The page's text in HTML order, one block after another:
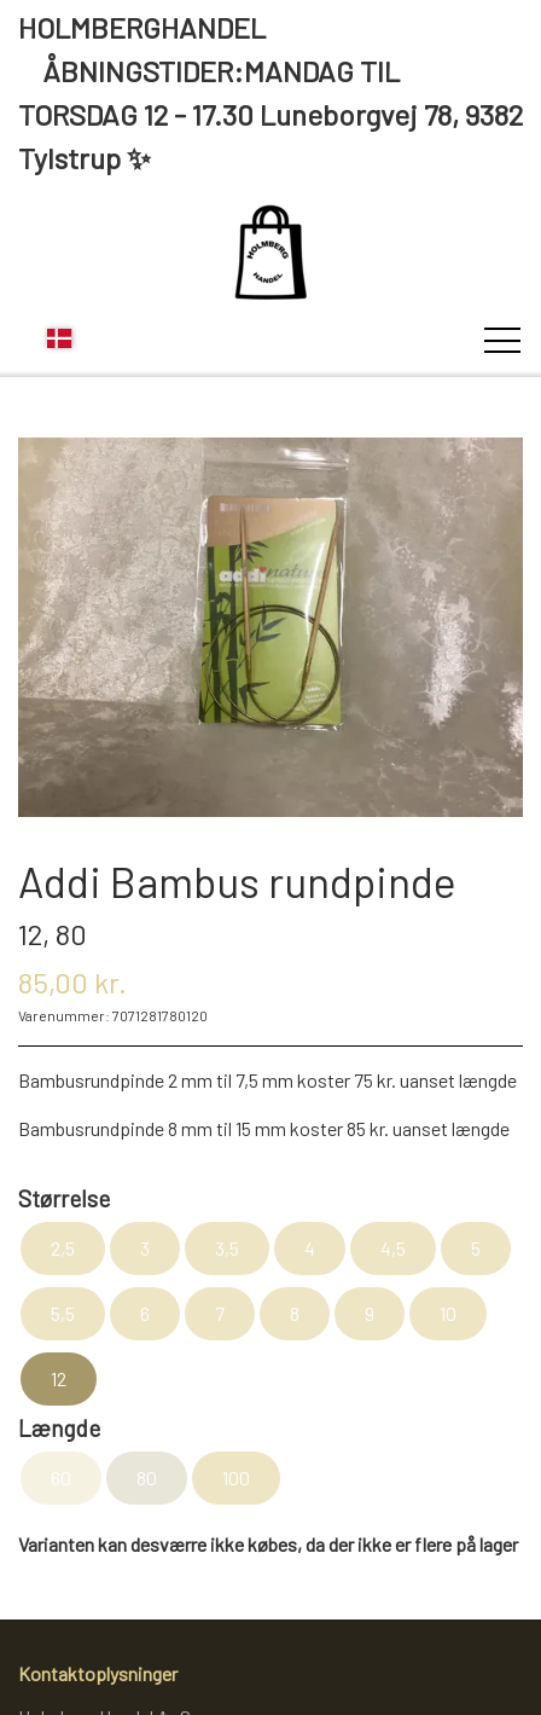
HOLMBERGHANDEL
ÅBNINGSTIDER:MANDAG TIL
TORSDAG 12 - 17.30 Luneborgvej 78, 9382
Tylstrup ✨
KUNDE LOGIN
OM OS
KONTAKT OS
MARKEDER
KATEGORIER
PAPRIKA/CHILI
KARRY KRYDDERIER
BAGEKRYDDERI/ KRYMMEL
GARN
VIKINGEGARN
MAYFLOWER
STRIKKE TILBEHØR
KNITPRO
OLIE
Addi Bambus rundpinde
12, 80
85,00 kr.
Varenummer: 7071281780120
Bambusrundpinde 2 mm til 7,5 mm koster 75 kr. uanset længde
Bambusrundpinde 8 mm til 15 mm koster 85 kr. uanset længde
Størrelse
2,5 3 3,5 4 4,5 5
5,5 6 7 8 9 10
12
Længde
60 80 100
Varianten kan desværre ikke købes, da der ikke er flere på lager
Kontaktoplysninger